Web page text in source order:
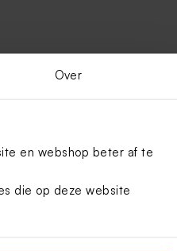
Over
en webshop beter af te
die op deze website